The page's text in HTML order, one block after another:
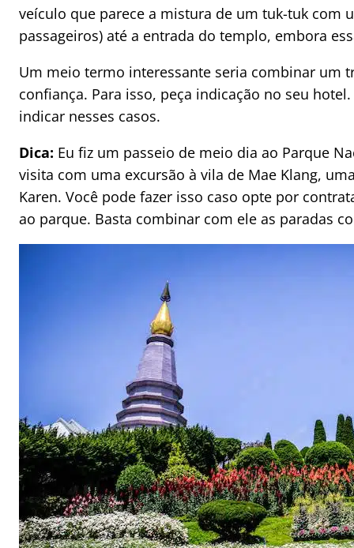
veículo que parece a mistura de um tuk-tuk com
passageiros) até a entrada do templo, embora
Um meio termo interessante seria combinar um
confiança. Para isso, peça indicação no seu
indicar nesses casos.
Dica: Eu fiz um passeio de meio dia ao Parque
visita com uma excursão à vila de Mae Klang,
Karen. Você pode fazer isso caso opte por
ao parque. Basta combinar com ele as paradas